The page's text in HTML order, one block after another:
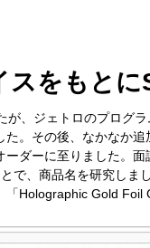
をもとに
が、ジェトロのプログ
。その後、なかなか
ダーに至りました。
で、商品名を研究し
Holographic Gold Foil